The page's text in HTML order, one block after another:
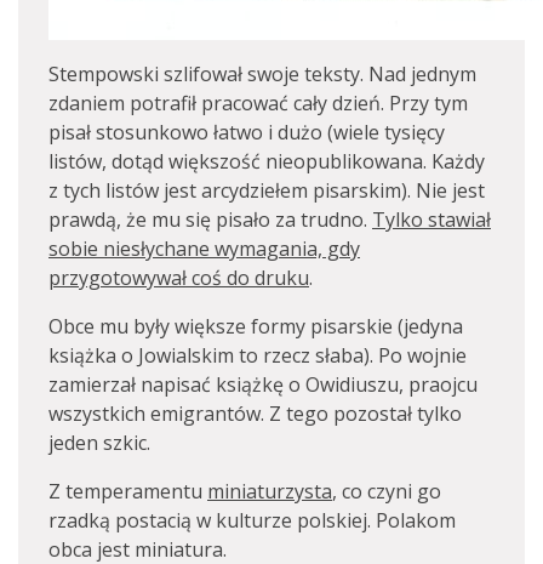
Stempowski szlifował swoje teksty. Nad jednym
zdaniem potrafił pracować cały dzień. Przy tym
pisał stosunkowo łatwo i dużo (wiele tysięcy
listów, dotąd większość nieopublikowana. Każdy
z tych listów jest arcydziełem pisarskim). Nie jest
prawdą, że mu się pisało za trudno. Tylko stawiał
sobie niesłychane wymagania, gdy
przygotowywał coś do druku.
Obce mu były większe formy pisarskie (jedyna
książka o Jowialskim to rzecz słaba). Po wojnie
zamierzał napisać książkę o Owidiuszu, praojcu
wszystkich emigrantów. Z tego pozostał tylko
jeden szkic.
Z temperamentu miniaturzysta, co czyni go
rzadką postacią w kulturze polskiej. Polakom
obca jest miniatura.